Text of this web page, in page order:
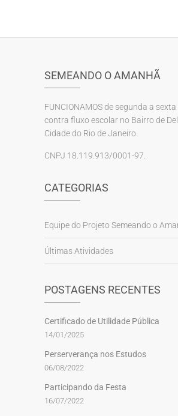
SEMEANDO O AMANHÃ
FUNCIONAMOS de segunda a
contra fluxo escolar no Bairro de
Cidade do Rio de Janeiro.
CNPJ 18.119.913/0001-97.
CATEGORIAS
Equipe do Projeto Semeando o
Últimas Atividades
POSTAGENS RECENTES
Certificado de Utilidade Pública
14/01/2025
Perserverança nos Estudos
06/08/2022
Participando da Festa
16/07/2022